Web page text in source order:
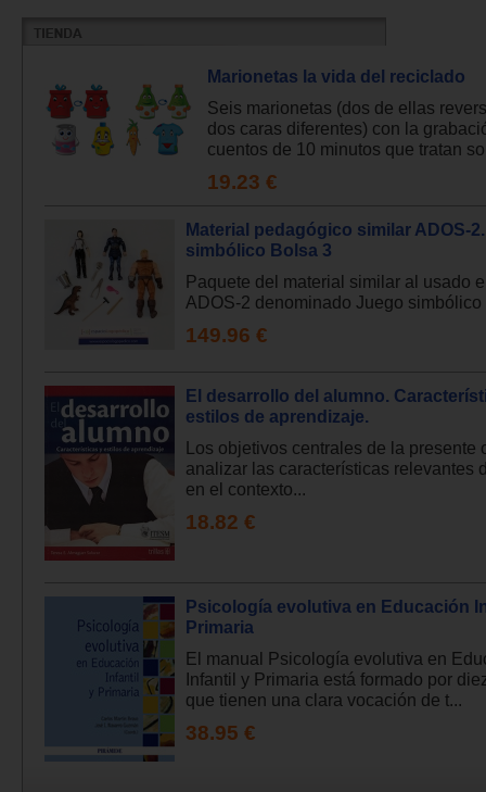
Marionetas la vida del reciclado
Seis marionetas (dos de ellas
dos caras diferentes) con la
cuentos de 10 minutos que tratan
19.23 €
Material pedagógico similar ADOS-
simbólico Bolsa 3
Paquete del material similar al usado
ADOS-2 denominado Juego simbólico
149.96 €
El desarrollo del alumno.
estilos de aprendizaje.
Los objetivos centrales de la presente
analizar las características relevantes
en el contexto...
18.82 €
Psicología evolutiva en Educación
Primaria
El manual Psicología evolutiva en
Infantil y Primaria está formado por
que tienen una clara vocación de t...
38.95 €